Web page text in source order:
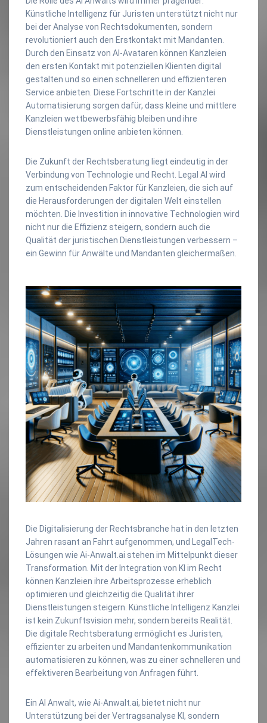
Künstliche Intelligenz für Juristen unterstützt nicht nur
bei der Analyse von Rechtsdokumenten, sondern
revolutioniert auch den Erstkontakt mit Mandanten.
Durch den Einsatz von AI-Avataren können Kanzleien
den ersten Kontakt mit potenziellen Klienten digital
gestalten und so einen schnelleren und effizienteren
Service anbieten. Diese Fortschritte in der Kanzlei
Automatisierung sorgen dafür, dass kleine und mittlere
Kanzleien wettbewerbsfähig bleiben und ihre
Dienstleistungen online anbieten können.
Die Zukunft der Rechtsberatung liegt eindeutig in der
Verbindung von Technologie und Recht. Legal AI wird
zum entscheidenden Faktor für Kanzleien, die sich auf
die Herausforderungen der digitalen Welt einstellen
möchten. Die Investition in innovative Technologien wird
nicht nur die Effizienz steigern, sondern auch die
Qualität der juristischen Dienstleistungen verbessern –
ein Gewinn für Anwälte und Mandanten gleichermaßen.
Die Digitalisierung der Rechtsbranche hat in den letzten
Jahren rasant an Fahrt aufgenommen, und LegalTech-
Lösungen wie Ai-Anwalt.ai stehen im Mittelpunkt dieser
Transformation. Mit der Integration von KI im Recht
können Kanzleien ihre Arbeitsprozesse erheblich
optimieren und gleichzeitig die Qualität ihrer
Dienstleistungen steigern. Künstliche Intelligenz Kanzlei
ist kein Zukunftsvision mehr, sondern bereits Realität.
Die digitale Rechtsberatung ermöglicht es Juristen,
effizienter zu arbeiten und Mandantenkommunikation
automatisieren zu können, was zu einer schnelleren und
effektiveren Bearbeitung von Anfragen führt.
Ein AI Anwalt, wie Ai-Anwalt.ai, bietet nicht nur
Unterstützung bei der Vertragsanalyse KI, sondern